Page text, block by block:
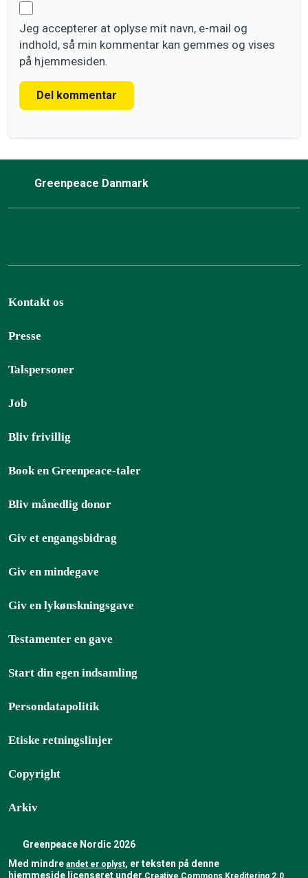
Jeg accepterer at oplyse mit navn, e-mail og
indhold, så min kommentar kan gemmes og vises
på hjemmesiden.
Del kommentar
Greenpeace Danmark
Kontakt os
Presse
Talspersoner
Job
Bliv frivillig
Book en Greenpeace-taler
Bliv månedlig donor
Giv et engangsbidrag
Giv en mindegave
Giv en lykønskningsgave
Testamenter en gave
Start din egen indsamling
Persondatapolitik
Etiske retningslinjer
Copyright
Arkiv
Greenpeace Nordic 2026
Med mindre andet er oplyst, er teksten på denne
hjemmeside licenseret under